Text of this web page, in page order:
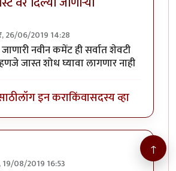
26/06/2019 14:28
नवीन कमेंट ही सर्वात शेवटी
जास्त शोध घ्यावा लागणार नाही
लॉग इन कराकिंवासदस्य व्हा
19/08/2019 16:53
↑